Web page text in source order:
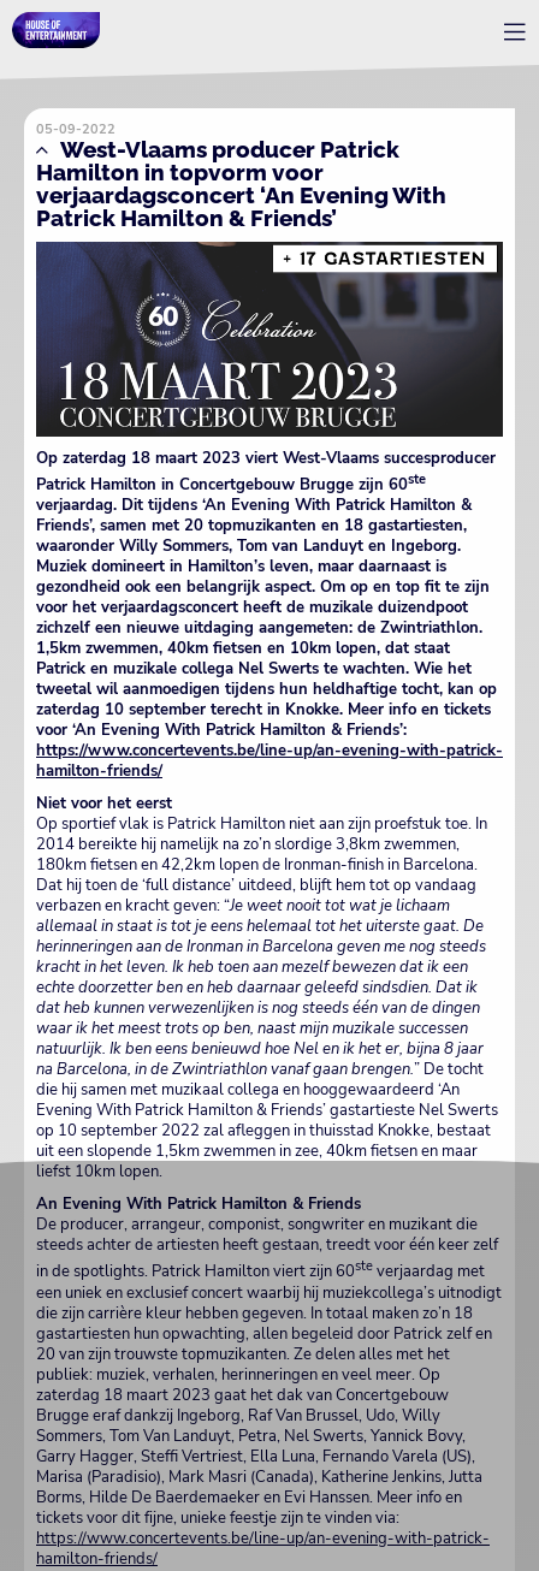
05-09-2022
West-Vlaams producer Patrick
Hamilton in topvorm voor
verjaardagsconcert ‘An Evening With
Patrick Hamilton & Friends’
Op zaterdag 18 maart 2023 viert West-Vlaams succesproducer
Patrick Hamilton in Concertgebouw Brugge zijn 60ste
verjaardag. Dit tijdens ‘An Evening With Patrick Hamilton &
Friends’, samen met 20 topmuzikanten en 18 gastartiesten,
waaronder Willy Sommers, Tom van Landuyt en Ingeborg.
Muziek domineert in Hamilton’s leven, maar daarnaast is
gezondheid ook een belangrijk aspect. Om op en top fit te zijn
voor het verjaardagsconcert heeft de muzikale duizendpoot
zichzelf een nieuwe uitdaging aangemeten: de Zwintriathlon.
1,5km zwemmen, 40km fietsen en 10km lopen, dat staat
Patrick en muzikale collega Nel Swerts te wachten. Wie het
tweetal wil aanmoedigen tijdens hun heldhaftige tocht, kan op
zaterdag 10 september terecht in Knokke. Meer info en tickets
voor ‘An Evening With Patrick Hamilton & Friends’:
https://www.concertevents.be/line-up/an-evening-with-patrick-
hamilton-friends/
Niet voor het eerst
Op sportief vlak is Patrick Hamilton niet aan zijn proefstuk toe. In
2014 bereikte hij namelijk na zo’n slordige 3,8km zwemmen,
180km fietsen en 42,2km lopen de Ironman-finish in Barcelona.
Dat hij toen de ‘full distance’ uitdeed, blijft hem tot op vandaag
verbazen en kracht geven: “Je weet nooit tot wat je lichaam
allemaal in staat is tot je eens helemaal tot het uiterste gaat. De
herinneringen aan de Ironman in Barcelona geven me nog steeds
kracht in het leven. Ik heb toen aan mezelf bewezen dat ik een
echte doorzetter ben en heb daarnaar geleefd sindsdien. Dat ik
dat heb kunnen verwezenlijken is nog steeds één van de dingen
waar ik het meest trots op ben, naast mijn muzikale successen
natuurlijk. Ik ben eens benieuwd hoe Nel en ik het er, bijna 8 jaar
na Barcelona, in de Zwintriathlon vanaf gaan brengen.” De tocht
die hij samen met muzikaal collega en hooggewaardeerd ‘An
Evening With Patrick Hamilton & Friends’ gastartieste Nel Swerts
op 10 september 2022 zal afleggen in thuisstad Knokke, bestaat
uit een slopende 1,5km zwemmen in zee, 40km fietsen en maar
liefst 10km lopen.
An Evening With Patrick Hamilton & Friends
De producer, arrangeur, componist, songwriter en muzikant die
steeds achter de artiesten heeft gestaan, treedt voor één keer zelf
in de spotlights. Patrick Hamilton viert zijn 60ste verjaardag met
een uniek en exclusief concert waarbij hij muziekcollega’s uitnodigt
die zijn carrière kleur hebben gegeven. In totaal maken zo’n 18
gastartiesten hun opwachting, allen begeleid door Patrick zelf en
20 van zijn trouwste topmuzikanten. Ze delen alles met het
publiek: muziek, verhalen, herinneringen en veel meer. Op
zaterdag 18 maart 2023 gaat het dak van Concertgebouw
Brugge eraf dankzij Ingeborg, Raf Van Brussel, Udo, Willy
Sommers, Tom Van Landuyt, Petra, Nel Swerts, Yannick Bovy,
Garry Hagger, Steffi Vertriest, Ella Luna, Fernando Varela (US),
Marisa (Paradisio), Mark Masri (Canada), Katherine Jenkins, Jutta
Borms, Hilde De Baerdemaeker en Evi Hanssen. Meer info en
tickets voor dit fijne, unieke feestje zijn te vinden via:
https://www.concertevents.be/line-up/an-evening-with-patrick-
hamilton-friends/